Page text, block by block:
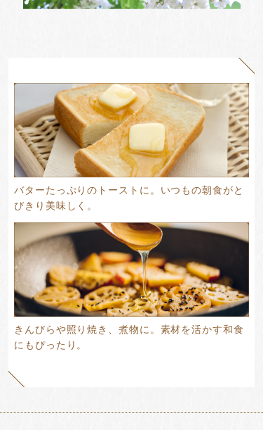
バターたっぷりのトーストに。いつもの朝食がと
びきり美味しく。
きんびらや照り焼き、煮物に。素材を活かす和食
にもぴったり。